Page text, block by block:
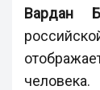
Вардан
человека.